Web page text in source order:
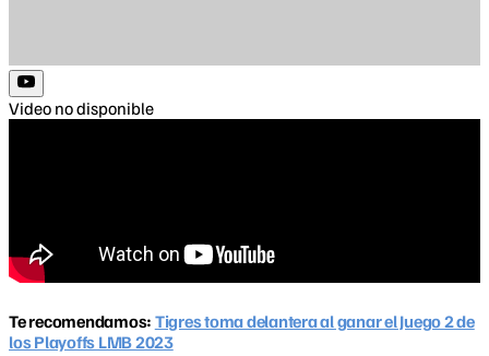
Video no disponible
Te recomendamos: Tigres toma delantera al ganar el Juego 2 de
los Playoffs LMB 2023